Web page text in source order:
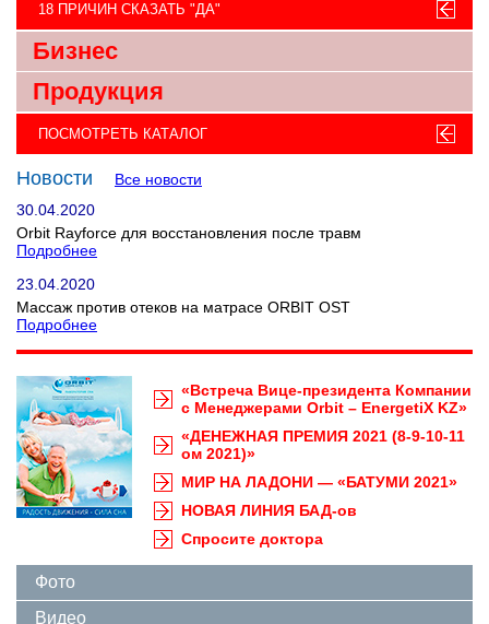
18 ПРИЧИН СКАЗАТЬ "ДА"
Бизнес
Продукция
ПОСМОТРЕТЬ КАТАЛОГ
Новости
Все новости
30.04.2020
Orbit Rayforce для восстановления после травм
Подробнее
23.04.2020
Массаж против отеков на матрасе ORBIT OST
Подробнее
«Встреча Вице-президента Компании
с Менеджерами Orbit – EnergetiX KZ»
«ДЕНЕЖНАЯ ПРЕМИЯ 2021 (8-9-10-11
ом 2021)»
МИР НА ЛАДОНИ — «БАТУМИ 2021»
НОВАЯ ЛИНИЯ БАД-ов
Спросите доктора
Фото
Видео